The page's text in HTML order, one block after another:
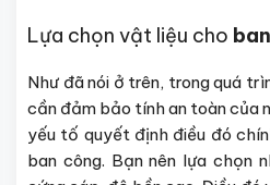
Lựa chọn vật liệu cho
Như đã nói ở trên, trong quá
cần đảm bảo tính an toàn của
yếu tố quyết định điều đó
ban công. Bạn nên lựa chọn